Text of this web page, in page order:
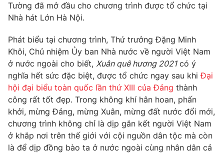
Video Shorts video
VTV Money VTV Thể thao
VTV Sức khoẻ Bất động sản
Thị trường 24h Tấm lòng Việt
Tường đã mở đầu cho chương trình được tổ chức tại
Nhà hát Lớn Hà Nội.
Phát biểu tại chương trình, Thứ trưởng Đặng Minh
Khôi, Chủ nhiệm Ủy ban Nhà nước về người Việt Nam
ở nước ngoài cho biết, Xuân quê hương 2021có ý
nghĩa hết sức đặc biệt, được tổ chức ngay sau khiĐại
hội đại biểu toàn quốc lần thứ XIII của Đảng thành
công rất tốt đẹp. Trong không khí hân hoan, phấn
khởi, mừng Đảng, mừng Xuân, mừng đất nước đổi mới,
chương trình không chỉ là dịp gắn kết người Việt Nam
ở khắp nơi trên thế giới với cội nguồn dân tộc mà còn
là để dịp đồng bào ta ở nước ngoài cùng nhân dân cả